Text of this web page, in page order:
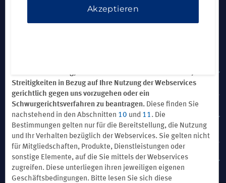
HOTELS BY WYNDHAM
FERIENWOHNUNGEN, CLUB RESORTS UND
EIGENTUMSWOHNUNGEN
CAESARS REWARDS
Benachrichtigungsprodukte und Übermittlung unserer Inhalte
auf Ihren Wunsch). Drucken Sie sich diese Bestimmungen für
Ihre Unterlagen aus.
Verzichtserklärung, mit der Sie auf Ihr Recht verzichten, bei
Streitigkeiten in Bezug auf Ihre Nutzung der Webservices
gerichtlich gegen uns vorzugehen oder ein
Schwurgerichtsverfahren zu beantragen. Diese finden Sie
nachstehend in den Abschnitten 10 und 11 . Die
Bestimmungen gelten nur für die Bereitstellung, die Nutzung
und Ihr Verhalten bezüglich der Webservices. Sie gelten nicht
für Mitgliedschaften, Produkte, Dienstleistungen oder
sonstige Elemente, auf die Sie mittels der Webservices
zugreifen. Diese unterliegen ihren jeweiligen eigenen
Geschäftsbedingungen. Bitte lesen Sie sich diese
Akzeptieren